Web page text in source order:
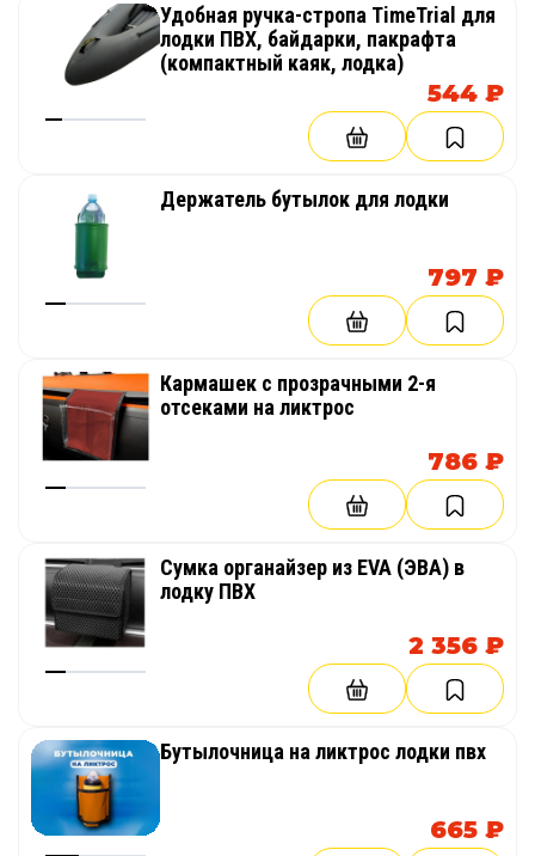
Удобная ручка-стропа TimeTrial для
лодки ПВХ, байдарки, пакрафта
(компактный каяк, лодка)
544 ₽
Держатель бутылок для лодки
797 ₽
Кармашек с прозрачными 2-я
отсеками на ликтрос
786 ₽
Сумка органайзер из EVA (ЭВА) в
лодку ПВХ
2 356 ₽
Бутылочница на ликтрос лодки пвх
665 ₽